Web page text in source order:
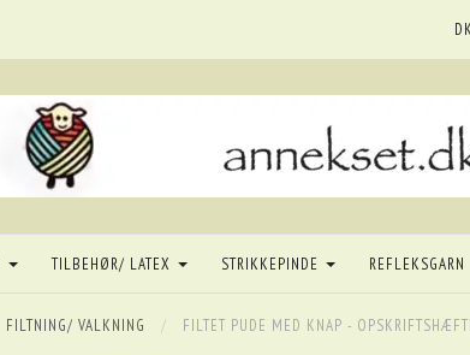
TILBEHØR/ LATEX STRIKKEPINDE REFLEKSGARN
FILTNING/ VALKNING FILTET PUDE MED KNAP -